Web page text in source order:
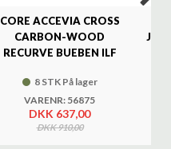
CORE ACCEVIA CROSS
CARBON-WOOD
RECURVE BUEBEN ILF
8 STK På lager
VARENR: 56875
DKK 637,00
DKK 910,00